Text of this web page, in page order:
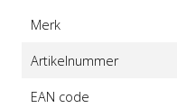
Merk
Artikelnummer
EAN code